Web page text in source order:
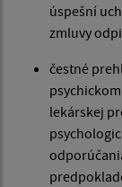
úspešní
zmluvy
čestné
lekárskej